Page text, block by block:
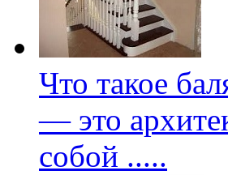
Что такое
— это
собой .....